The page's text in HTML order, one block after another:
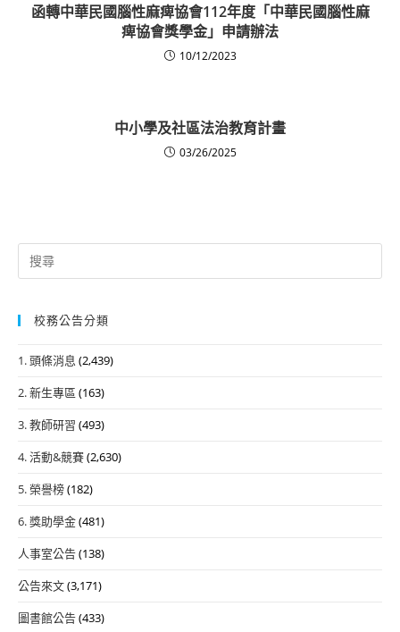
函轉中華民國腦性麻痺協會112年度「中華民國腦性麻
痺協會獎學金」申請辦法
10/12/2023
中小學及社區法治教育計畫
03/26/2025
Search
for:
校務公告分類
1. 頭條消息 (2,439)
2. 新生專區 (163)
3. 教師研習 (493)
4. 活動&競賽(2,630)
5. 榮譽榜(182)
6. 獎助學金(481)
人事室公告(138)
公告來文(3,171)
圖書館公告(433)